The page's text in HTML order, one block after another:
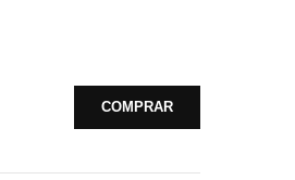
COMPRAR